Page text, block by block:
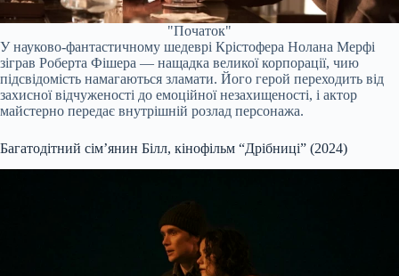
"Початок"
У науково-фантастичному шедеврі Крістофера Нолана Мерфі
зіграв Роберта Фішера — нащадка великої корпорації, чию
підсвідомість намагаються зламати. Його герой переходить від
захисної відчуженості до емоційної незахищеності, і актор
майстерно передає внутрішній розлад персонажа.
Багатодітний сімʼянин Білл, кінофільм “Дрібниці” (2024)